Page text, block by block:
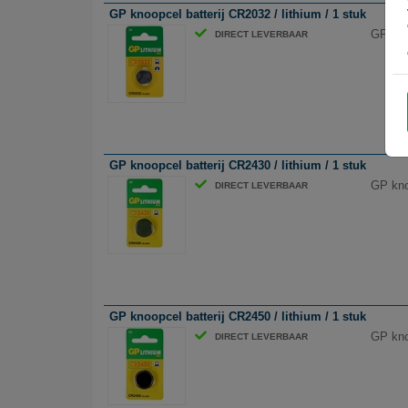
GP knoopcel batterij CR2032 / lithium / 1 stuk
DIRECT LEVERBAAR GP
GP knoopcel batterij CR2430 / lithium / 1 stuk
DIRECT LEVERBAAR GP
GP knoopcel batterij CR2450 / lithium / 1 stuk
DIRECT LEVERBAAR GP